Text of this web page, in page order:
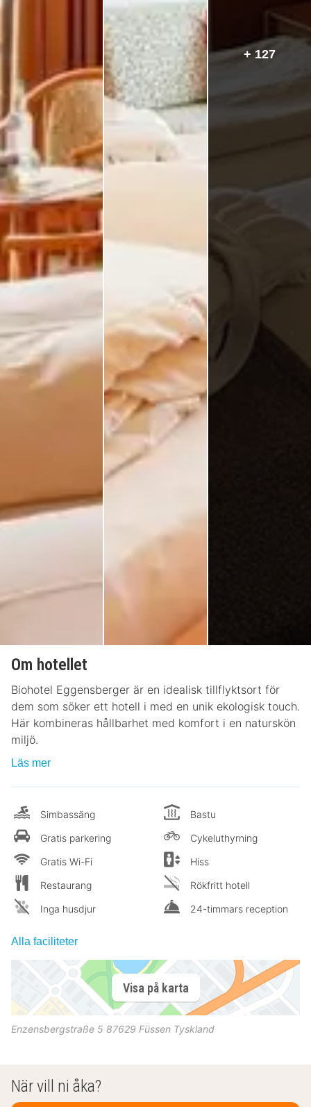
+ 127
Om hotellet
Biohotel Eggensberger är en idealisk tillflyktsort för
dem som söker ett hotell i med en unik ekologisk touch.
Här kombineras hållbarhet med komfort i en naturskön
miljö.
Läs mer
Simbassäng
Gratis parkering
Gratis Wi-Fi
Restaurang
Inga husdjur
Bastu
Cykeluthyrning
Hiss
Rökfritt hotell
24-timmars reception
Alla faciliteter
Visa på karta
Enzensbergstraße 5 87629 Füssen Tyskland
När vill ni åka?